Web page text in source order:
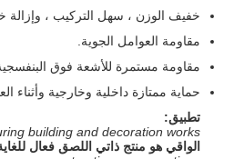
خفيف الوزن ، سهل التركيب ، وإزالة
مقاومة العوامل الجوية.
مقاومة مستمرة للأشعة فوق
حماية ممتازة داخلية وخارجية وأثناء
تطبيق:
building and decoration works.
الواقي هو منتج ذاتي اللصق فعال